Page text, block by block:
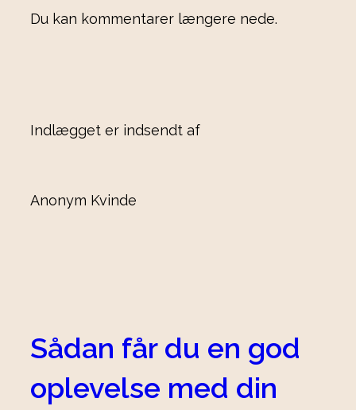
Du kan kommentarer længere nede.
Indlægget er indsendt af
Anonym Kvinde
Sådan får du en god
oplevelse med din